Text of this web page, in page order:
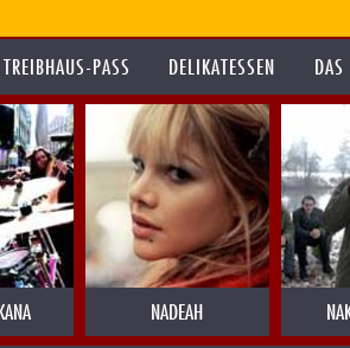
TREIBHAUS-PASS DELIKATESSEN
NADEAH